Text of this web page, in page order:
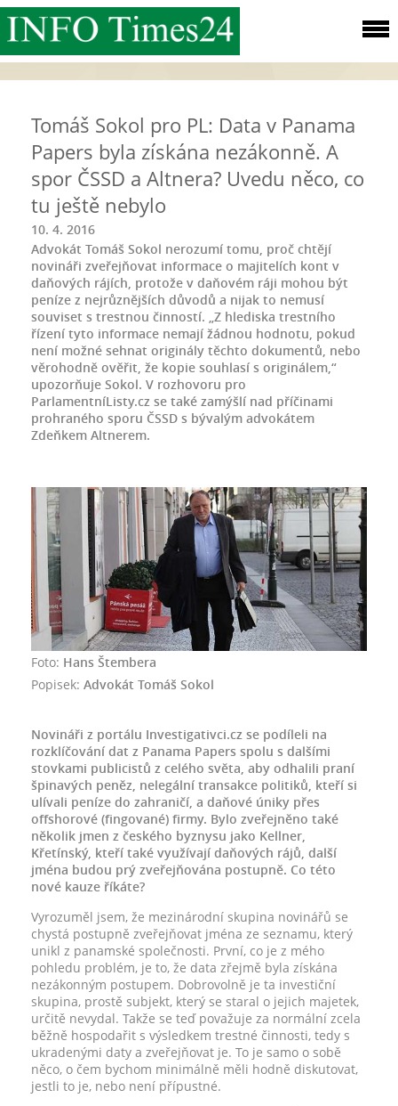
Tomáš Sokol pro PL: Data v Panama
Papers byla získána nezákonně. A
spor ČSSD a Altnera? Uvedu něco, co
tu ještě nebylo
10. 4. 2016
Advokát Tomáš Sokol nerozumí tomu, proč chtějí
novináři zveřejňovat informace o majitelích kont v
daňových rájích, protože v daňovém ráji mohou být
peníze z nejrůznějších důvodů a nijak to nemusí
souviset s trestnou činností. „Z hlediska trestního
řízení tyto informace nemají žádnou hodnotu, pokud
není možné sehnat originály těchto dokumentů, nebo
věrohodně ověřit, že kopie souhlasí s originálem,“
upozorňuje Sokol. V rozhovoru pro
ParlamentníListy.cz se také zamýšlí nad příčinami
prohraného sporu ČSSD s bývalým advokátem
Zdeňkem Altnerem.
Foto: Hans Štembera
Popisek: Advokát Tomáš Sokol
Novináři z portálu Investigativci.cz se podíleli na
rozklíčování dat z Panama Papers spolu s dalšími
stovkami publicistů z celého světa, aby odhalili praní
špinavých peněz, nelegální transakce politiků, kteří si
ulívali peníze do zahraničí, a daňové úniky přes
offshorové (fingované) firmy. Bylo zveřejněno také
několik jmen z českého byznysu jako Kellner,
Křetínský, kteří také využívají daňových rájů, další
jména budou prý zveřejňována postupně. Co této
nové kauze říkáte?
Vyrozuměl jsem, že mezinárodní skupina novinářů se
chystá postupně zveřejňovat jména ze seznamu, který
unikl z panamské společnosti. První, co je z mého
pohledu problém, je to, že data zřejmě byla získána
nezákonným postupem. Dobrovolně je ta investiční
skupina, prostě subjekt, který se staral o jejich majetek,
určitě nevydal. Takže se teď považuje za normální zcela
běžně hospodařit s výsledkem trestné činnosti, tedy s
ukradenými daty a zveřejňovat je. To je samo o sobě
něco, o čem bychom minimálně měli hodně diskutovat,
jestli to je, nebo není přípustné.